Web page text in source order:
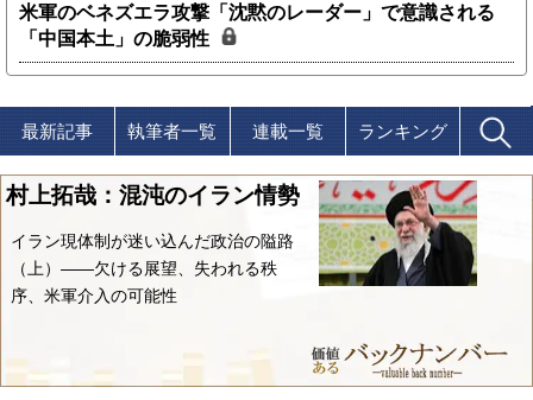
米軍のベネズエラ攻撃「沈黙のレーダー」で意識される
「中国本土」の脆弱性
最新記事 執筆者一覧 連載一覧 ランキング
村上拓哉：混沌のイラン情勢
イラン現体制が迷い込んだ政治の隘路
（上）――欠ける展望、失われる秩
序、米軍介入の可能性